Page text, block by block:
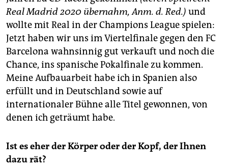
Real Madrid 2020 übernahm, Anm. d. Red.) und
wollte mit Real in der Champions League spielen:
Jetzt haben wir uns im Viertelfinale gegen den FC
Barcelona wahnsinnig gut verkauft und noch die
Chance, ins spanische Pokalfinale zu kommen.
Meine Aufbauarbeit habe ich in Spanien also
erfüllt und in Deutschland sowie auf
internationaler Bühne alle Titel gewonnen, von
denen ich geträumt habe.
Ist es eher der Körper oder der Kopf, der Ihnen
dazu rät?